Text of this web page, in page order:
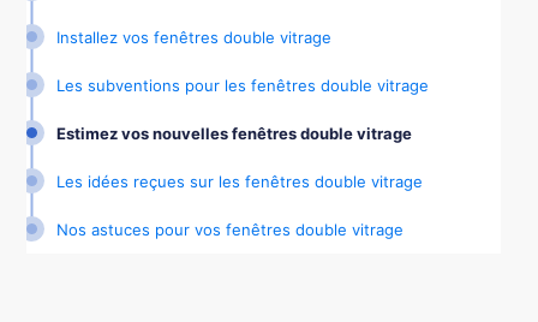
Installez vos fenêtres double vitrage
Les subventions pour les fenêtres double vitrage
Estimez vos nouvelles fenêtres double vitrage
Les idées reçues sur les fenêtres double vitrage
Nos astuces pour vos fenêtres double vitrage